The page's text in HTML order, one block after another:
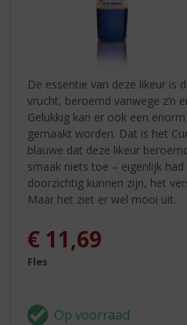
De essentie van deze likeur is
vrucht, beroemd vanwege z’n
Gelukkig kan er ook een
gemaakt worden. Dat is het
blauwe dat deze likeur
smaak niets toe – eigenlijk
doorzichtig kunnen zijn, het
Maar het ziet er wel mooi uit.
€ 11,69
Fles